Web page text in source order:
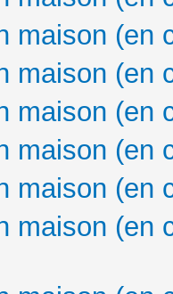
maison (en
maison (en
maison (en
maison (en
maison (en
maison (en